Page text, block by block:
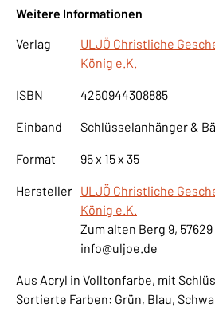
Weitere Informationen
Verlag
ULJÖ Christliche
König e.K.
ISBN 4250944308885
Einband Schlüsselanhänger &
Format 95 x 15 x 35
Hersteller ULJÖ Christliche
König e.K.
Zum alten Berg 9,
info@uljoe.de
Aus Acryl in Volltonfarbe, mit
Sortierte Farben: Grün, Blau,